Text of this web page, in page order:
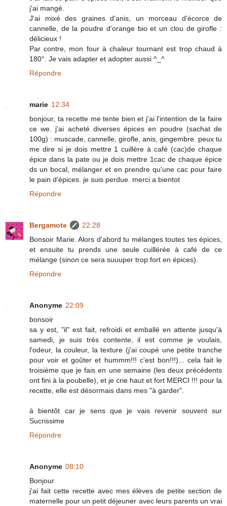
j'ai mangé.
J'ai mixé des graines d'anis, un morceau d'écorce de
cannelle, de la poudre d'orange bio et un clou de girofle :
délicieux !
Par contre, mon four à chaleur tournant est trop chaud à
180°. Je vais adapter et adopter aussi ^_^
Répondre
marie 12:34
bonjour, ta recette me tente bien et j'ai l'intention de la faire
ce we. j'ai acheté diverses épices en poudre (sachat de
100g) : muscade, cannelle, girofle, anis, gingembre. peux tu
me dire si je dois mettre 1 cuillère à café (cac)de chaque
épice dans la pate ou je dois mettre 1cac de chaque épice
ds un bocal, mélanger et en prendre qu'une cac pour faire
le pain d'épices. je suis perdue. merci a bientot
Répondre
Bergamote
22:28
Bonsoir Marie. Alors d'abord tu mélanges toutes tes épices,
et ensuite tu prends une seule cuillérée à café de ce
mélange (sinon ce sera suuuper trop fort en épices).
Répondre
Anonyme 22:09
bonsoir
sa y est, "il" est fait, refroidi et emballé en attente jusqu'à
samedi, je suis très contente, il est comme je voulais,
l'odeur, la couleur, la texture (j'ai coupé une petite tranche
pour voir et goûter et hummm!!! c'est bon!!!)... cela fait le
troisième que je fais en une semaine (les deux précédents
ont fini à la poubelle), et je crie haut et fort MERCI !!! pour la
recette, elle est désormais dans mes "à garder".
à bientôt car je sens que je vais revenir souvent sur
Sucrissime
Répondre
Anonyme 08:10
Bonjour
j'ai fait cette recette avec mes élèves de petite section de
maternelle pour un petit déjeuner avec leurs parents un vrai